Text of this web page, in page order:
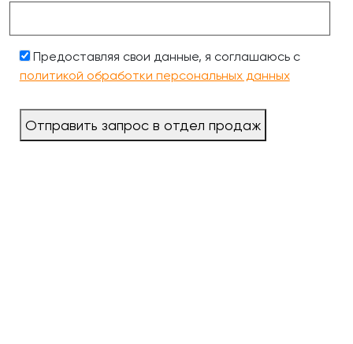
Предоставляя свои данные, я соглашаюсь с
политикой обработки персональных данных
Отправить запрос в отдел продаж